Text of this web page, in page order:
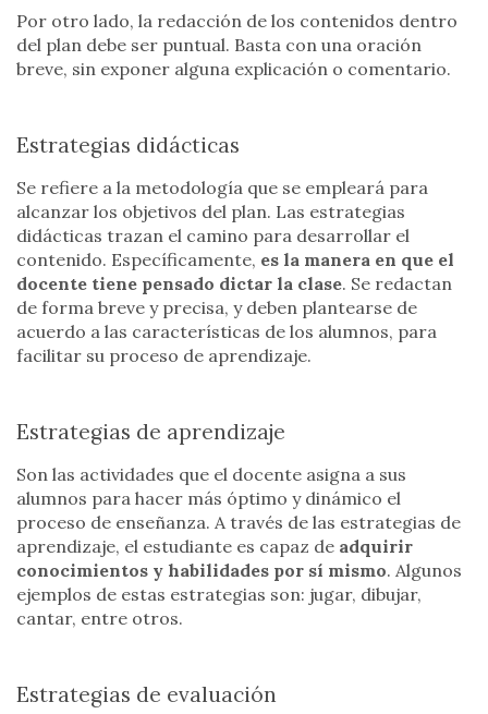
Por otro lado, la redacción de los contenidos dentro
del plan debe ser puntual. Basta con una oración
breve, sin exponer alguna explicación o comentario.
Estrategias didácticas
Se refiere a la metodología que se empleará para
alcanzar los objetivos del plan. Las estrategias
didácticas trazan el camino para desarrollar el
contenido. Específicamente, es la manera en que el
docente tiene pensado dictar la clase. Se redactan
de forma breve y precisa, y deben plantearse de
acuerdo a las características de los alumnos, para
facilitar su proceso de aprendizaje.
Estrategias de aprendizaje
Son las actividades que el docente asigna a sus
alumnos para hacer más óptimo y dinámico el
proceso de enseñanza. A través de las estrategias de
aprendizaje, el estudiante es capaz de adquirir
conocimientos y habilidades por sí mismo. Algunos
ejemplos de estas estrategias son: jugar, dibujar,
cantar, entre otros.
Estrategias de evaluación